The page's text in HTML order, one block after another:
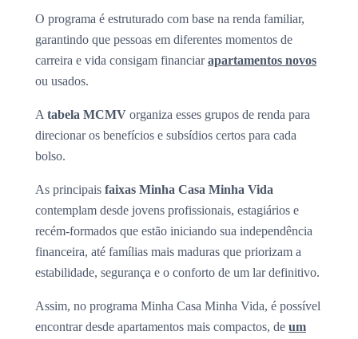
O programa é estruturado com base na renda familiar,
garantindo que pessoas em diferentes momentos de
carreira e vida consigam financiarapartamentos novos
ou usados.
A tabela MCMV organiza esses grupos de renda para
direcionar os benefícios e subsídios certos para cada
bolso.
As principais faixas Minha Casa Minha Vida
contemplam desde jovens profissionais, estagiários e
recém-formados que estão iniciando sua independência
financeira, até famílias mais maduras que priorizam a
estabilidade, segurança e o conforto de um lar definitivo.
Assim, no programa Minha Casa Minha Vida, é possível
encontrar desde apartamentos mais compactos, de um